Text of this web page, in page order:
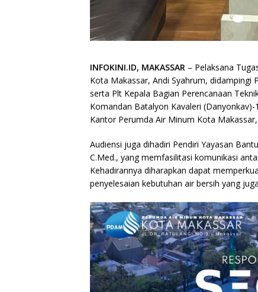
INFOKINI.ID, MAKASSAR – Pelaksana
Kota Makassar, Andi Syahrum, didampingi
serta Plt Kepala Bagian Perencanaan
Komandan Batalyon Kavaleri
Kantor Perumda Air Minum Kota
Audiensi juga dihadiri Pendiri Yayasan
C.Med., yang memfasilitasi komunikasi
Kehadirannya diharapkan dapat
penyelesaian kebutuhan air bersih yang